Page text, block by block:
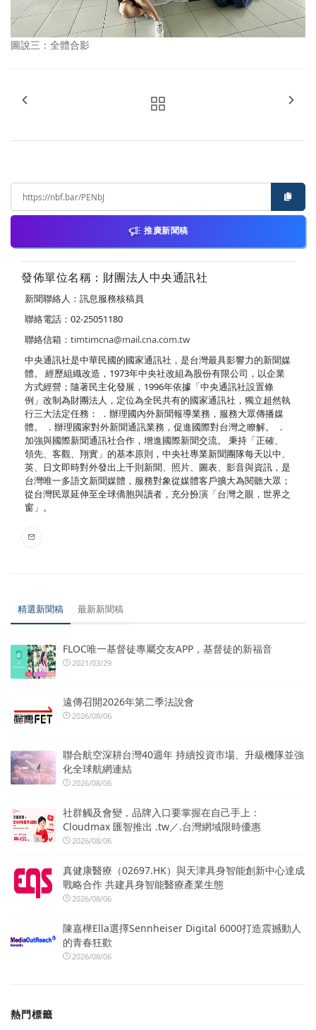
圖說三：全體合影
推廣新聞稿
發佈單位名稱：財團法人中央通訊社
新聞聯絡人：訊息服務核稿員
聯絡電話：02-25051180
聯絡信箱： timtimcna@mail.cna.com.tw
中央通訊社是中華民國的國家通訊社，是台灣最具影響力的新聞媒
體。 經歷組織改造，1973年中央社改組為股份有限公司，以企業
方式經營；隨著民主化發展，1996年依據「中央通訊社設置條
例」改制為財團法人，定位為全民共有的國家通訊社，獨立超然執
行三大法定任務： ．辦理國內外新聞報導業務，服務大眾傳播媒
體。 ．辦理國家對外新聞通訊業務，促進國際對台灣之瞭解。 ．
加強與國際新聞通訊社合作，增進國際新聞交流。 秉持「正確、
領先、客觀、翔實」的基本原則，中央社專業新聞團隊每天以中、
英、日文即時對外發出上千則新聞、照片、圖表、影音與資訊，是
台灣唯一多語文新聞媒體，服務對象從媒體客戶擴大為閱聽大眾；
從台灣民眾延伸至全球僑胞與讀者，充分扮演「台灣之眼，世界之
窗」。
精選新聞稿 最新新聞稿
FLOC唯一基督徒專屬交友APP，基督徒的新福音
2021/03/29
遠傳召開2026年第二季法說會
2026/08/06
聯合航空深耕台灣40週年 持續投資市場、升級機隊並強
化全球航網連結
2026/08/06
社群觸及會變，品牌入口要掌握在自己手上：
Cloudmax 匯智推出 .tw／.台灣網域限時優惠
2026/08/06
真健康醫療（02697.HK）與天津具身智能創新中心達成
戰略合作 共建具身智能醫療產業生態
2026/08/06
陳嘉樺Ella選擇Sennheiser Digital 6000打造震撼動人
的青春狂歡
2026/08/06
熱門標籤